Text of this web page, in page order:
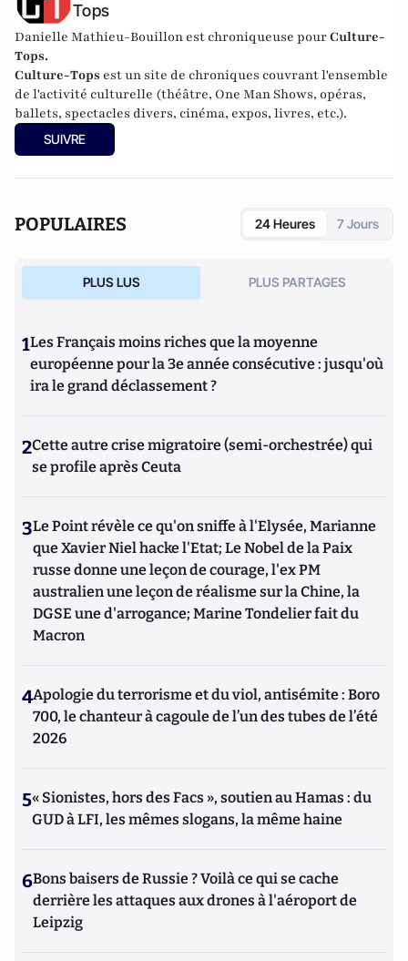
Tops
Danielle Mathieu-Bouillon est chroniqueuse pourCulture-
Tops.
Culture-Tops est un site de chroniques couvrant l'ensemble
de l'activité culturelle (théâtre, One Man Shows, opéras,
ballets, spectacles divers, cinéma, expos, livres, etc.).
SUIVRE
POPULAIRES 24 Heures 7 Jours
PLUS LUS PLUS PARTAGES
1Les Français moins riches que la moyenne
européenne pour la 3e année consécutive : jusqu'où
ira le grand déclassement ?
2Cette autre crise migratoire (semi-orchestrée) qui
se profile après Ceuta
3Le Point révèle ce qu'on sniffe à l'Elysée, Marianne
que Xavier Niel hacke l'Etat; Le Nobel de la Paix
russe donne une leçon de courage, l'ex PM
australien une leçon de réalisme sur la Chine, la
DGSE une d'arrogance; Marine Tondelier fait du
Macron
4Apologie du terrorisme et du viol, antisémite : Boro
700, le chanteur à cagoule de l’un des tubes de l’été
2026
5« Sionistes, hors des Facs », soutien au Hamas : du
GUD à LFI, les mêmes slogans, la même haine
6Bons baisers de Russie ? Voilà ce qui se cache
derrière les attaques aux drones à l'aéroport de
Leipzig